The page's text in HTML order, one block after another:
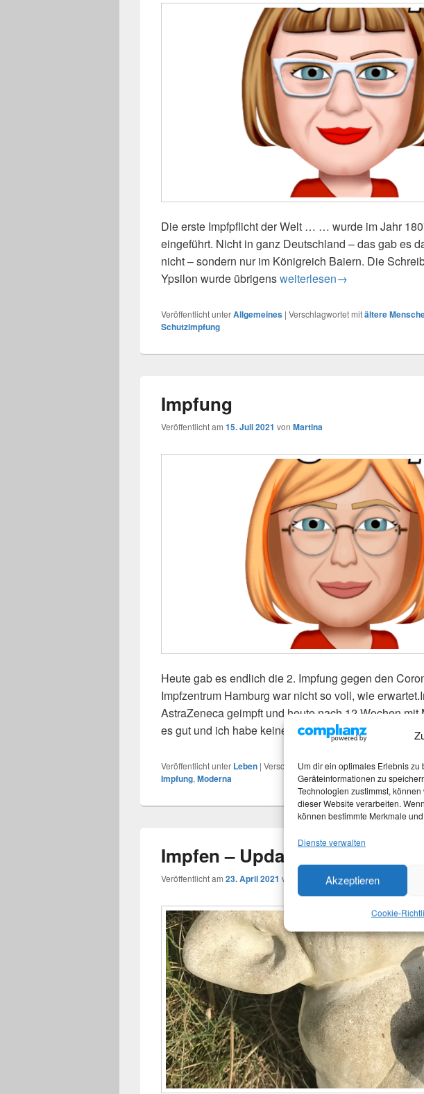
Um dir ein optimales Erlebnis
Geräteinformationen zu
Technologien zustimmst,
dieser Website verarbeiten.
können bestimmte Merkmale
Dienste verwalten
Akzeptieren
Cookie-
Die erste Impfpflicht der Welt … … wurde im Jahr
eingeführt. Nicht in ganz Deutschland – das gab es
nicht – sondern nur im Königreich Baiern. Die
Ypsilon wurde übrigensImpfen muss für mich sein
weiterlesen→
Veröffentlicht unterAllgemeines | Verschlagwortet mitältere
Schutzimpfung
Impfung
Veröffentlicht am 15. Juli 2021 von Martina
Heute gab es endlich die 2. Impfung gegen den
Impfzentrum Hamburg war nicht so voll, wie
AstraZeneca geimpft und heute nach 12 Wochen mit
es gut und ich habe keine
Impfung
weiterlesen→
Veröffentlicht unter Leben | Verschlagwortet mit AstraZeneca,Corona
Impfung, Moderna
Impfen – Update
Veröffentlicht am 23. April 2021 von Martina